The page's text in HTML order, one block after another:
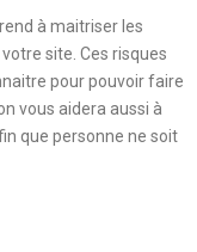
à maitriser les
site. Ces risques
pour pouvoir faire
vous aidera aussi à
que personne ne soit